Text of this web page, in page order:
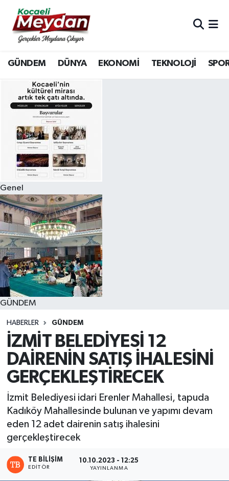
GÜNDEM DÜNYA EKONOMİ TEKNOLOJİ
Genel
GÜNDEM
HABERLER GÜNDEM
İZMİT BELEDİYESİ 12
DAİRENİN SATIŞ İHALESİNİ
GERÇEKLEŞTİRECEK
İzmit Belediyesi idari Erenler Mahallesi, tapuda
Kadıköy Mahallesinde bulunan ve yapımı devam
eden 12 adet dairenin satış ihalesini
gerçekleştirecek
TE BILIŞIM
EDITÖR
10.10.2023 - 12:25
YAYINLANMA
Nöbetçi Eczaneler
Hava Durumu
Trafik Durumu
Süper Lig Puan Durumu ve Fikstür
Tüm Manşetler
Son Dakika Haberleri
Haber Arşivi